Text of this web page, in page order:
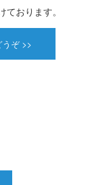
おります。
ぞ >>